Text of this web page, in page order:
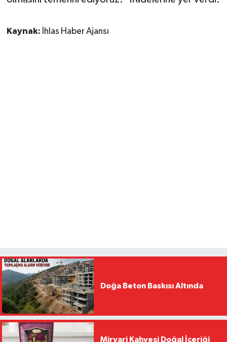
Kaynak: İhlas Haber Ajansı
Doğa Beton Baskısı Altında
Mirvari Kahvesi Doğal İçeriği